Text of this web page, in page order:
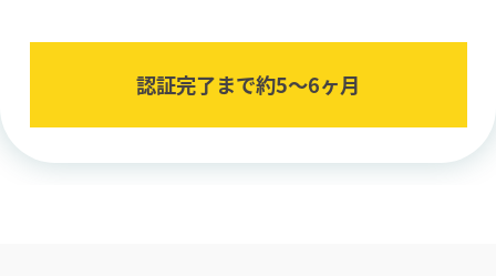
認証完了まで約5〜6ヶ⽉